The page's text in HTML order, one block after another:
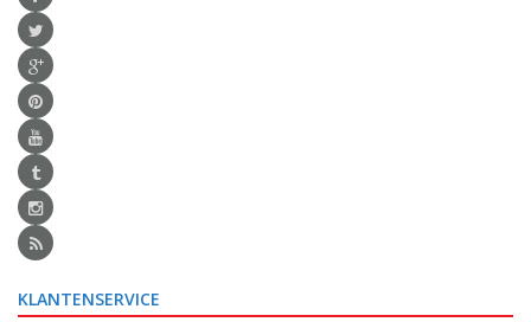
KLANTENSERVICE